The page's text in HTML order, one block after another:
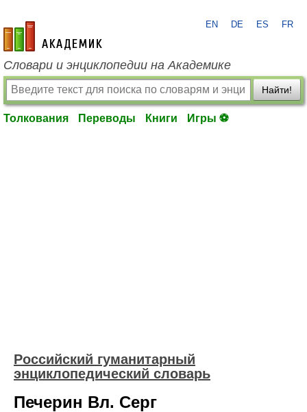
academic.ru
EN DE ES FR
Словари и энциклопедии на Академике
Найти!
Толкования Переводы Книги Игры ⚽
Российский гуманитарный
энциклопедический словарь
Печерин Вл. Серг